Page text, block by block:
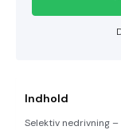
Indhold
Selektiv nedrivning